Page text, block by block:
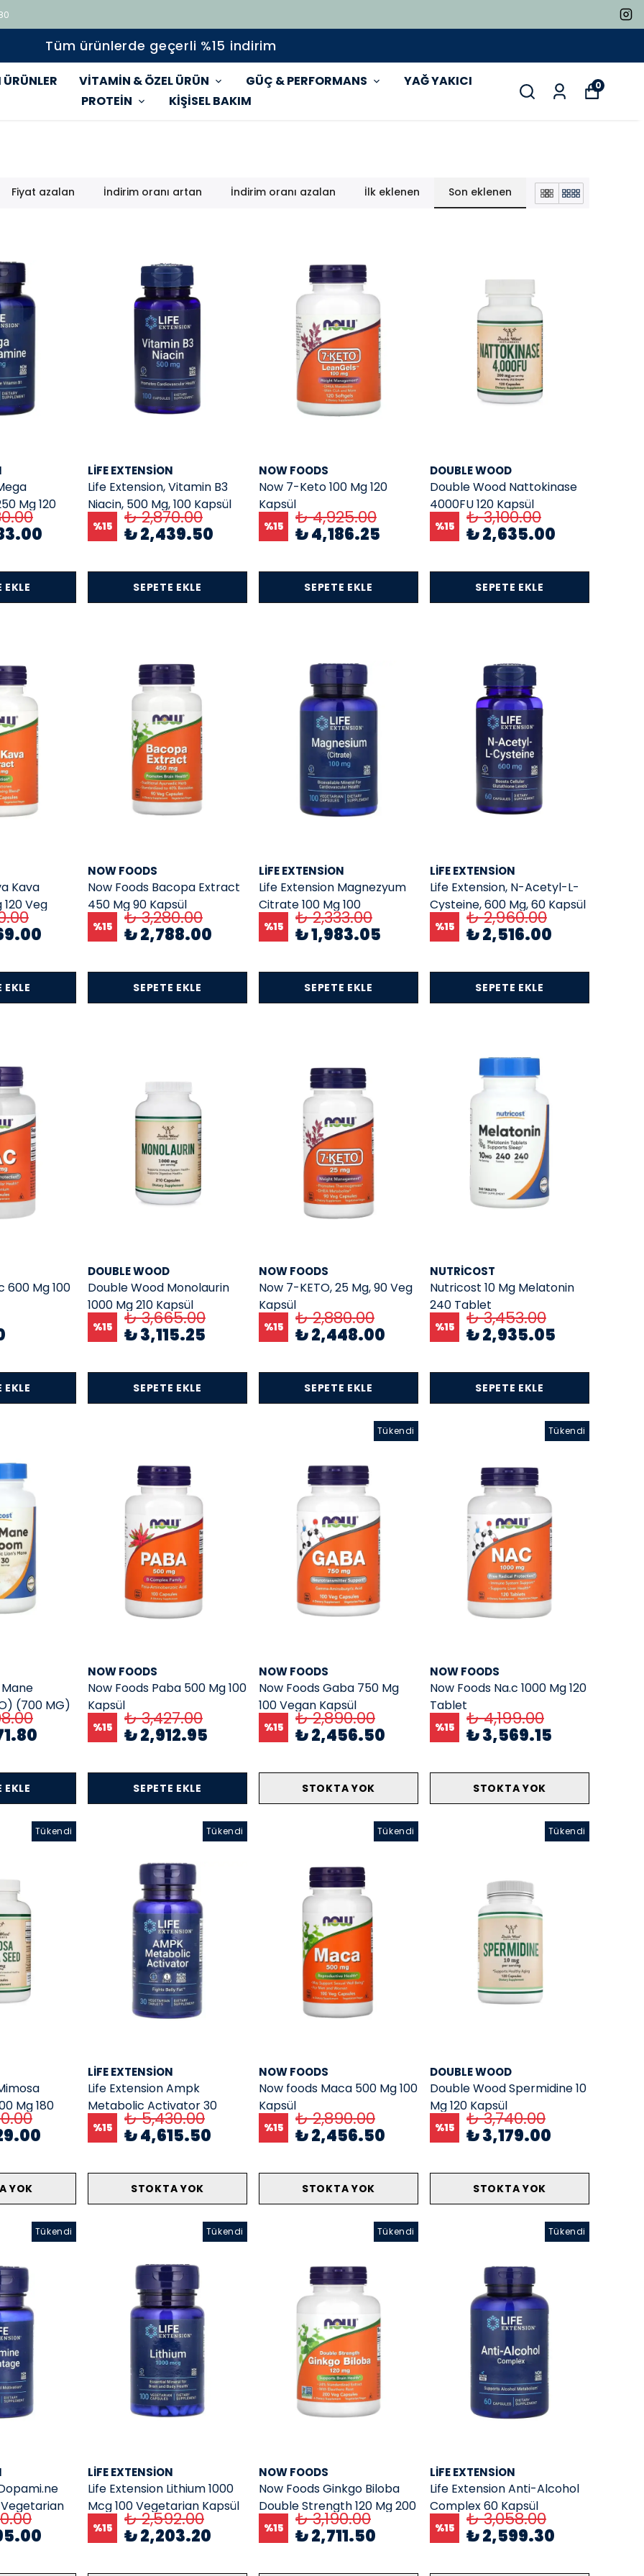
Tüm ürünlerde geçerli %15 indirim
VİTAMİN & ÖZEL ÜRÜN GÜÇ & PERFORMANS
YAĞ YAKICI
PROTEİN
KİŞİSEL BAKIM
0
Fiyat azalan İndirim oranı artan İndirim oranı azalan İlk eklenen Son eklenen
Mg 120
EKLE
LIFE EXTENSION
Life Extension, Vitamin B3
Niacin, 500 Mg, 100 Kapsül
%15 ₺ 2,870.00
₺ 2,439.50
SEPETE EKLE
NOW FOODS
Now 7-Keto 100 Mg 120
Kapsül
%15 ₺ 4,925.00
₺ 4,186.25
SEPETE EKLE
DOUBLE WOOD
Double Wood Nattokinase
4000FU 120 Kapsül
%15 ₺ 3,100.00
₺ 2,635.00
SEPETE EKLE
Kava
Veg
EKLE
NOW FOODS
Now Foods Bacopa Extract
450 Mg 90 Kapsül
%15 ₺ 3,280.00
₺ 2,788.00
SEPETE EKLE
LIFE EXTENSION
Life Extension Magnezyum
Citrate 100 Mg 100
Vegetarian Kapsül
%15 ₺ 2,333.00
₺ 1,983.05
SEPETE EKLE
LIFE EXTENSION
Life Extension, N-Acetyl-L-
Cysteine, 600 Mg, 60 Kapsül
%15 ₺ 2,960.00
₺ 2,516.00
SEPETE EKLE
600 Mg 100
EKLE
DOUBLE WOOD
Double Wood Monolaurin
1000 Mg 210 Kapsül
%15 ₺ 3,665.00
₺ 3,115.25
SEPETE EKLE
NOW FOODS
Now 7-KETO, 25 Mg, 90 Veg
Kapsül
%15 ₺ 2,880.00
₺ 2,448.00
SEPETE EKLE
NUTRICOST
Nutricost 10 Mg Melatonin
240 Tablet
%15 ₺ 3,453.00
₺ 2,935.05
SEPETE EKLE
(700 MG)
EKLE
NOW FOODS
Now Foods Paba 500 Mg 100
Kapsül
%15 ₺ 3,427.00
₺ 2,912.95
SEPETE EKLE
Tükendi
NOW FOODS
Now Foods Gaba 750 Mg
100 Vegan Kapsül
%15 ₺ 2,890.00
₺ 2,456.50
STOKTA YOK
Tükendi
NOW FOODS
Now Foods Na.c 1000 Mg 120
Tablet
%15 ₺ 4,199.00
₺ 3,569.15
STOKTA YOK
Tükendi
Mg 180
YOK
Tükendi
LIFE EXTENSION
Life Extension Ampk
Metabolic Activator 30
Vegetarian Tablet
%15 ₺ 5,430.00
₺ 4,615.50
STOKTA YOK
Tükendi
NOW FOODS
Now foods Maca 500 Mg 100
Kapsül
%15 ₺ 2,890.00
₺ 2,456.50
STOKTA YOK
Tükendi
DOUBLE WOOD
Double Wood Spermidine 10
Mg 120 Kapsül
%15 ₺ 3,740.00
₺ 3,179.00
STOKTA YOK
Tükendi Tükendi
LIFE EXTENSION
Life Extension Lithium 1000
Mcg 100 Vegetarian Kapsül
%15 ₺ 2,592.00
₺ 2,203.20
Tükendi
NOW FOODS
Now Foods Ginkgo Biloba
Double Strength 120 Mg 200
Veg Kapsül
%15 ₺ 3,190.00
₺ 2,711.50
Tükendi
LIFE EXTENSION
Life Extension Anti-Alcohol
Complex 60 Kapsül
%15 ₺ 3,058.00
₺ 2,599.30